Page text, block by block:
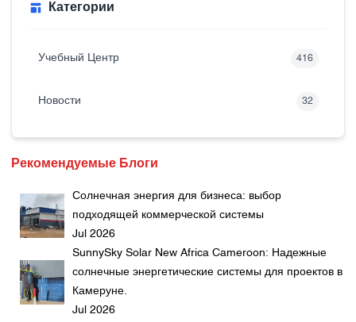
Категории
Учебный Центр 416
Новости 32
Рекомендуемые Блоги
Солнечная энергия для бизнеса: выбор
подходящей коммерческой системы
Jul 2026
SunnySky Solar New Africa Cameroon: Надежные
солнечные энергетические системы для проектов в
Камеруне.
Jul 2026